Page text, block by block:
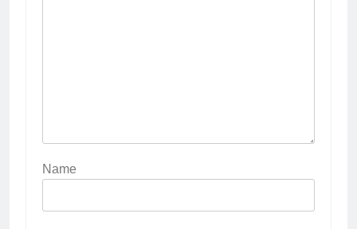
Name